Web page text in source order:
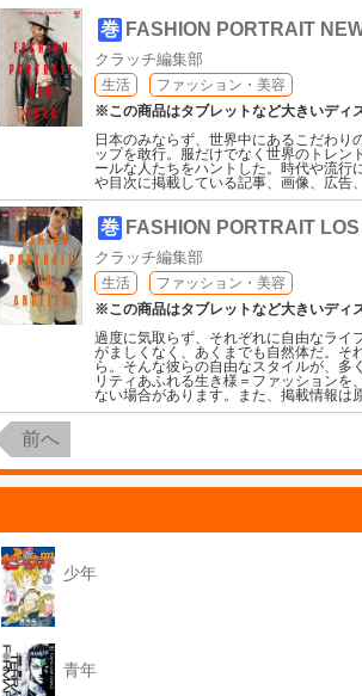
巻 FASHION PORTRAIT
クラッチ編集部
生活
ファッション・美容
※この商品はタブレットなど大きいディ
日本のみならず、世界中にあるこだわ
ップを敢行。服だけでなく世界のトレ
ールな人たちをハントした。時代や流
や目次に掲載している記事、画像、広告
巻 FASHION PORTRAIT
クラッチ編集部
生活
ファッション・美容
※この商品はタブレットなど大きいディ
過度に気取らず、それぞれに自由なライ
がましくなく、あくまでも自然体だ。そ
ら。そんな彼らの自由なスタイルが、
リティあふれる生き様＝ファッション
ない場合があります。また、掲載情報は
前へ
少年
青年